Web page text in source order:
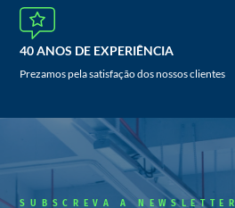
40 ANOS DE EXPERIÊNCIA
Prezamos pela satisfação dos nossos clientes
SUBSCREVA A NEWSLETTER